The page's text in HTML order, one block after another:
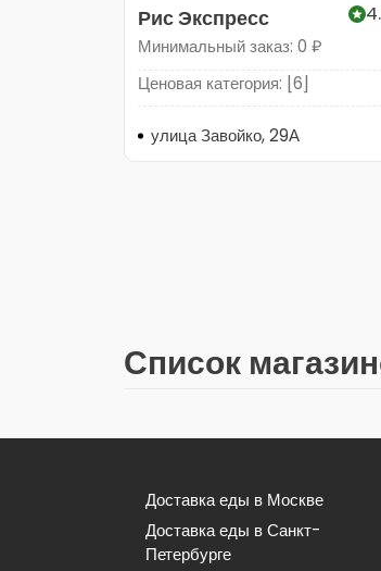
Рис Экспресс
Минимальный заказ: 0 ₽
Ценовая категория: [6]
улица Завойко, 29А
Список
Доставка еды в Москве
Доставка еды в Санкт-
Петербурге